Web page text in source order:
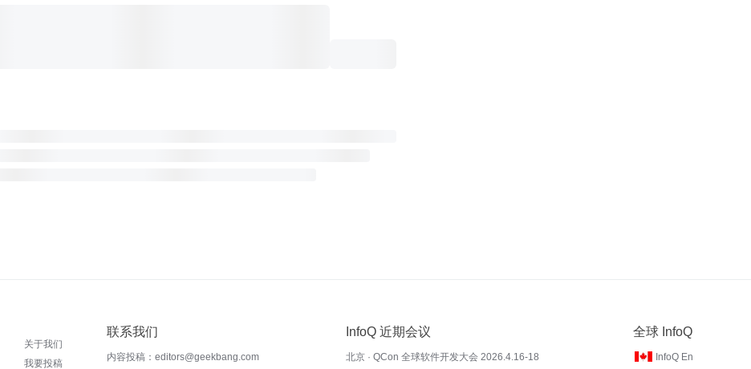
关于我们
我要投稿
联系我们
内容投稿：editors@geekbang.com
InfoQ 近期会议
北京 · QCon 全球软件开发大会 2026.4.16-18
全球 InfoQ
InfoQ En